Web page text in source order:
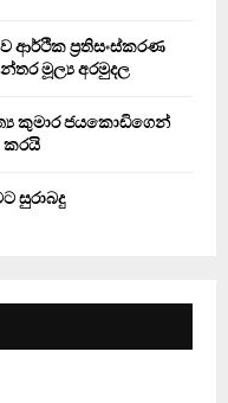
ආර්ථික ප්‍රතිසංස්කරණ
මූල්‍ය අරමුදල
කුමාර ජයකොඩිගෙන්
කරයි
සුරාබදු